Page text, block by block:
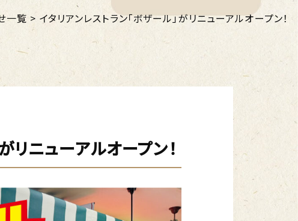
一覧 > イタリアンレストラン「ボザール」がリニューアルオープン！
リニューアルオープン！